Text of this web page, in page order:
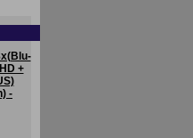
+
-